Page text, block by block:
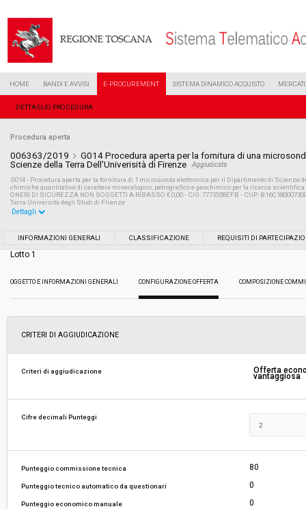
HOME BANDI E AVVISI E-PROCUREMENT SISTEMA DINAMICO ACQUISTO
DETTAGLIO PROCEDURA
Procedura aperta
006363/2019
G014 Procedura aperta per la fornitura di una
Scienze della Terra Dell'Univerisità di Firenze
Aggiudicata
G014 - Procedura aperta per la fornitura di 1 microsonda elettronica per il Dipartimento di
chimiche quantitative di carattere mineralogico, petrografico e geochimico per la ricerca scientifica.
ONERI DI SICUREZZA NON SOGGETTI A RIBASSO € 0,00 - CIG: 7773558EFB - CUP:
Terra Università degli Studi di FIrenze
Tipo di contratto:
18/04/2019 14:41
Svolgimento:
Responsabile attuale:
UNIVERSITÀ DI FIRENZE - Dirigente Area Affari
Dettagli
INFORMAZIONI GENERALI CLASSIFICAZIONE REQUISITI DI
Lotto 1
OGGETTO E INFORMAZIONI GENERALI CONFIGURAZIONE OFFERTA COMPOSIZIONE
CRITERI DI AGGIUDICAZIONE
Criteri di aggiudicazione Offerta
vantaggiosa
Cifre decimali Punteggi
Punteggio commissione tecnica 80
Punteggio tecnico automatico da questionari 0
Punteggio economico manuale 0